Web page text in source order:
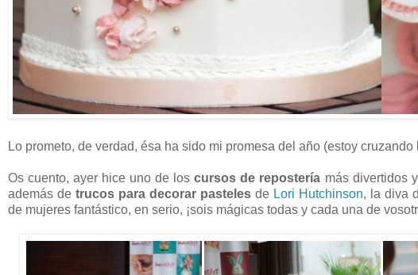
Lo prometo, de verdad, ésa ha sido mi promesa del año (estoy
Os cuento, ayer hice uno de loscursos de repostería más divertidos
además detrucos para decorar pastelesde Lori Hutchinson, la diva
de mujeres fantástico, en serio, ¡sois mágicas todas y cada una de